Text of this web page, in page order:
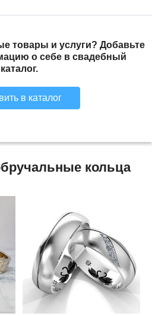
товары и услуги? Добавьте
о себе в свадебный
каталог.
в каталог
кольца